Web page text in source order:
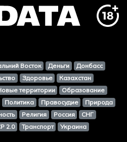
Восток Деньги
Донбасс
Здоровье
Казахстан
территории
Образование
Политика Правосудие
Природа
Религия Россия
СНГ
2.0 Транспорт
Украина